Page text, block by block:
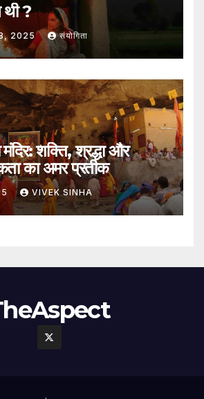
?
8, 2025 संयोगिता
मंदिर: शक्ति, श्रद्धा और
का अमर प्रतीक
VIVEK SINHA